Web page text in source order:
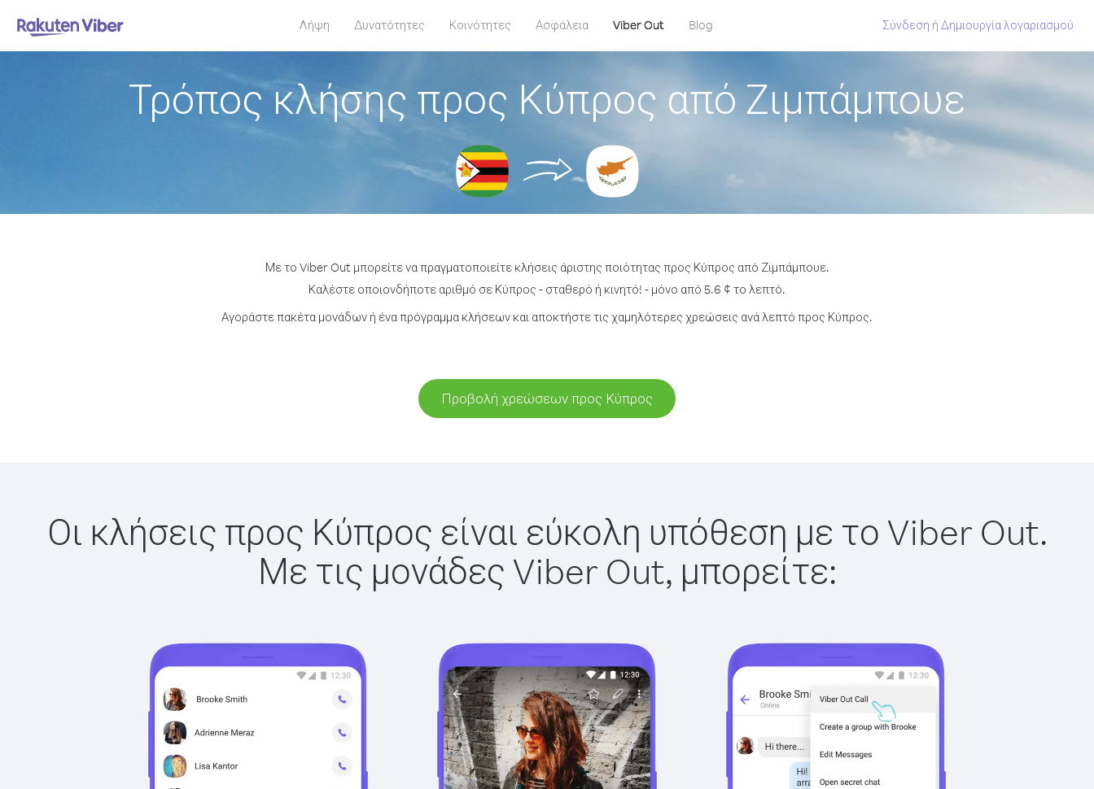
Λήψη Δυνατότητες Κοινότητες Ασφάλεια Viber Out Blog Σύνδεση ή Δημιουργία λογαριασμού
Τρόπος κλήσης προς Κύπρος από Ζιμπάμπουε
Με το Viber Out μπορείτε να πραγματοποιείτε κλήσεις άριστης ποιότητας προς Κύπρος από Ζιμπάμπουε.
Καλέστε οποιονδήποτε αριθμό σε Κύπρος - σταθερό ή κινητό! - μόνο από 5.6 ¢ το λεπτό.
Αγοράστε πακέτα μονάδων ή ένα πρόγραμμα κλήσεων και αποκτήστε τις χαμηλότερες χρεώσεις ανά λεπτό προς Κύπρος.
Προβολή χρεώσεων προς Κύπρος
Οι κλήσεις προς Κύπρος είναι εύκολη υπόθεση με το Viber Out.
Με τις μονάδες Viber Out, μπορείτε: